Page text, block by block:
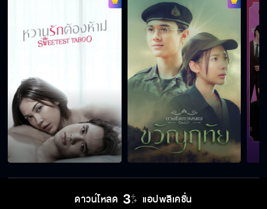
หวานรักต้องห้าม คืนนี้เสนอตอนแรก
"หวานรักต้องห้าม" เริ่ม 7 ตุลาคมนี้
"ความรัก" ยิ่งห้ามก็เหมือนยิ่งยุ "หวานรักต้อง
ห้าม" เร็วๆ นี้
ดาวน์โหลด แอปพลิเคชั่น